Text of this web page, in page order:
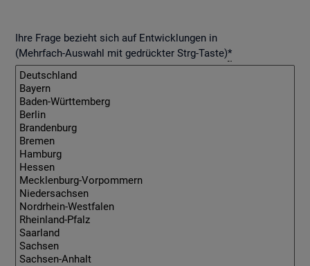
Ihre Frage bezieht sich auf Entwicklungen in
(Mehrfach-Auswahl mit gedrückter Strg-Taste)*